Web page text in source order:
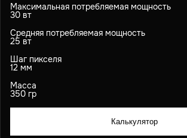
Максимальная потребляемая мощность
30 вт
Средняя потребляемая мощность
25 вт
Шаг пикселя
12 мм
Масса
350 гр
Калькулятор